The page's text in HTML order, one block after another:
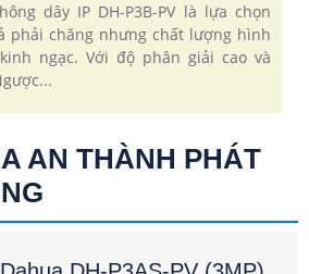
dây IP DH-P3B-PV là lựa chọn
phải chăng nhưng chất lượng hình
ngạc. Với độ phân giải cao và
AN THÀNH PHÁT